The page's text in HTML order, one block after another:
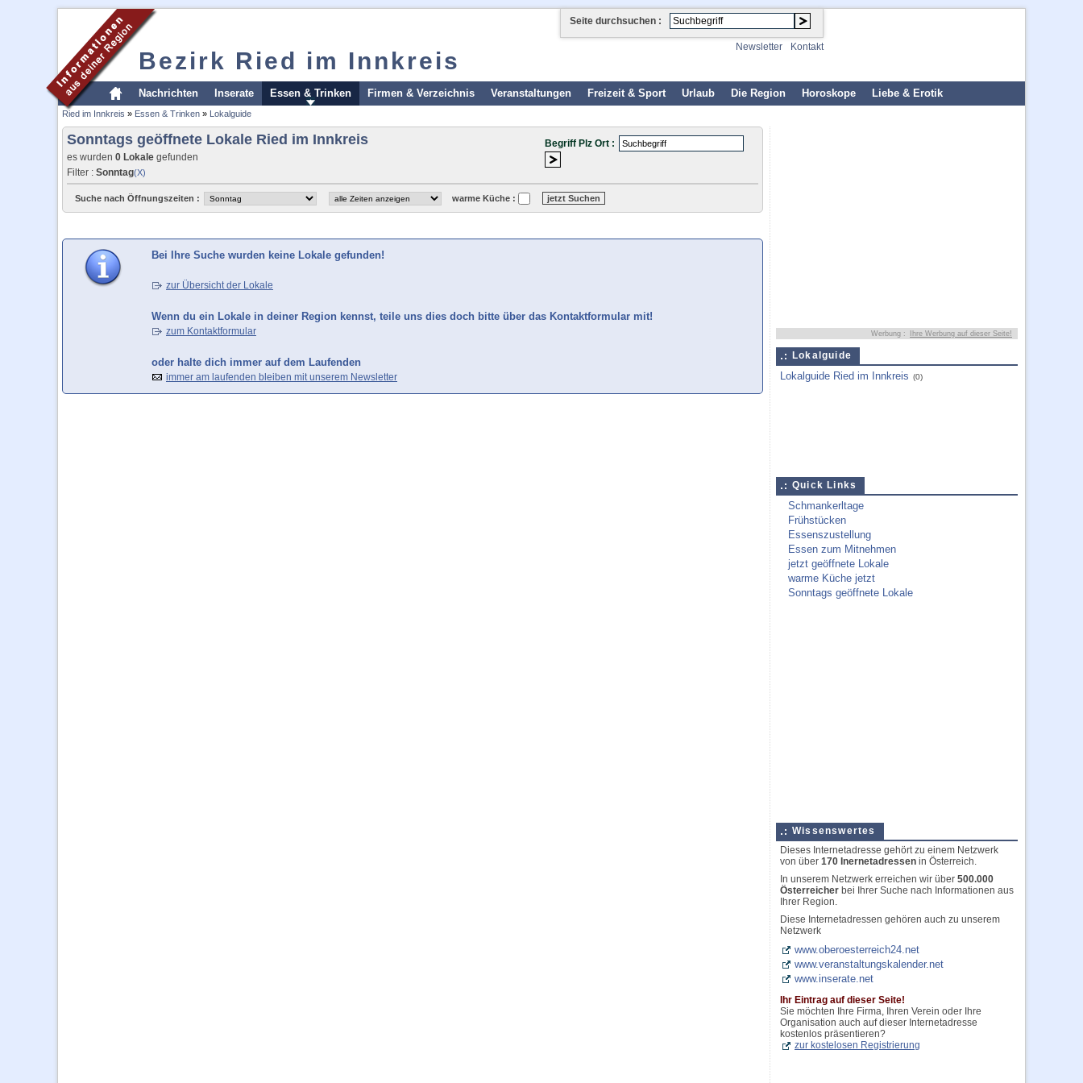
Bezirk Ried im Innkreis
Seite durchsuchen :
Newsletter Kontakt
Nachrichten Inserate Essen & Trinken Firmen & Verzeichnis Veranstaltungen Freizeit & Sport Urlaub Die Region Horoskope Liebe & Erotik
Ried im Innkreis » Essen & Trinken » Lokalguide
Sonntags geöffnete Lokale Ried im Innkreis
es wurden 0 Lokale gefunden
Filter : Sonntag(X)
Begriff Plz Ort :
Suche nach Öffnungszeiten : warme Küche :
Bei Ihre Suche wurden keine Lokale gefunden!
zur Übersicht der Lokale
Wenn du ein Lokale in deiner Region kennst, teile uns dies doch bitte über das Kontaktformular mit!
zum Kontaktformular
oder halte dich immer auf dem Laufenden
immer am laufenden bleiben mit unserem Newsletter
Werbung : Ihre Werbung auf dieser Seite!
Lokalguide
Lokalguide Ried im Innkreis (0)
Quick Links
Schmankerltage
Frühstücken
Essenszustellung
Essen zum Mitnehmen
jetzt geöffnete Lokale
warme Küche jetzt
Sonntags geöffnete Lokale
Wissenswertes
Dieses Internetadresse gehört zu einem Netzwerk
von über 170 Inernetadressen in Österreich.
In unserem Netzwerk erreichen wir über 500.000
Österreicher bei Ihrer Suche nach Informationen aus
Ihrer Region.
Diese Internetadressen gehören auch zu unserem
Netzwerk
www.oberoesterreich24.net
www.veranstaltungskalender.net
www.inserate.net
Ihr Eintrag auf dieser Seite!
Sie möchten Ihre Firma, Ihren Verein oder Ihre
Organisation auch auf dieser Internetadresse
kostenlos präsentieren?
zur kostelosen Registrierung